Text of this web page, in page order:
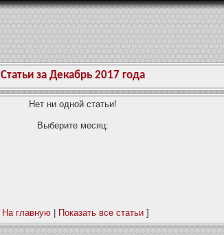
Статьи за Декабрь 2017 года
Нет ни одной статьи!
Выберите месяц:
На главную| Показать все статьи]